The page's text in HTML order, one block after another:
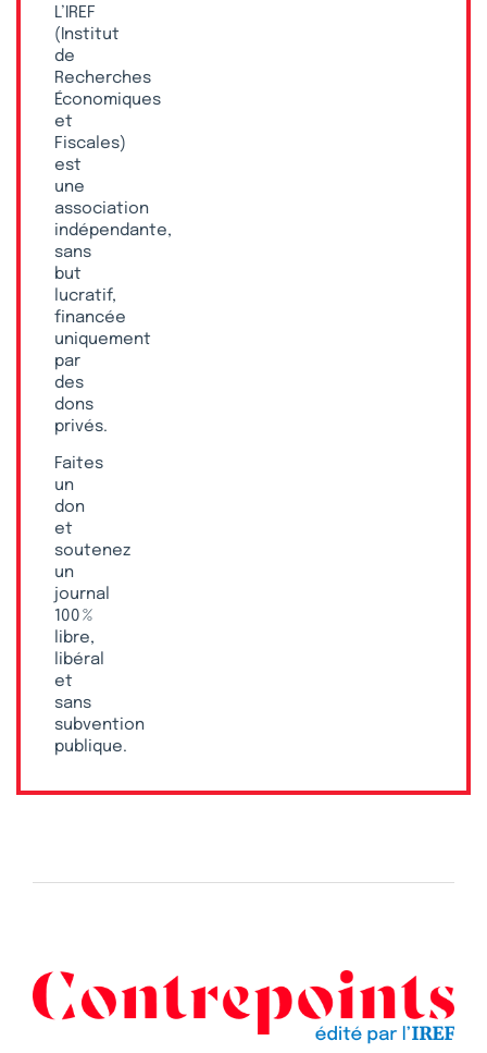
L’IREF
(Institut
de
Recherches
Économiques
et
Fiscales)
est
une
association
indépendante,
sans
but
lucratif,
financée
uniquement
par
des
dons
privés.
Faites
un
don
et
soutenez
un
journal
100 %
libre,
libéral
et
sans
subvention
publique.